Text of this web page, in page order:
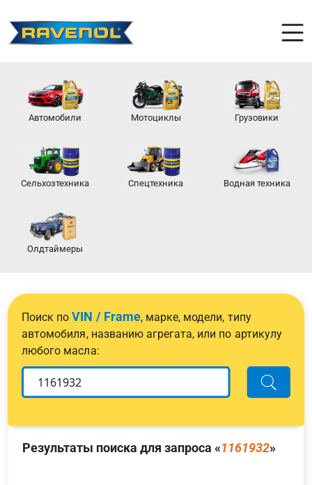
Автомобили Мотоциклы Грузовики
Сельхозтехника Спецтехника Водная техника
Олдтаймеры
Поиск поVIN / Frame, марке, модели, типу
автомобиля, названию агрегата, или по артикулу
любого масла:
Результаты поиска для запроса «1161932»